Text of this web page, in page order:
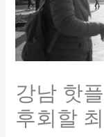
강남 핫
후회할